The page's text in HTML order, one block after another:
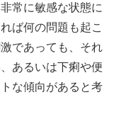
常に敏感な状態に
ば何の問題も起こ
であっても、それ
あるいは下痢や便
な傾向があると考